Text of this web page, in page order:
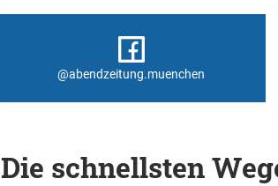
@abendzeitung.muenchen
Die schnellsten